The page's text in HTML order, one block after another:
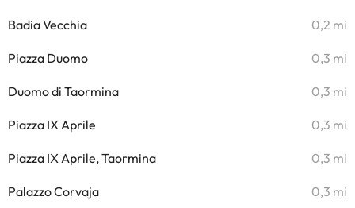
Badia Vecchia 0,2 mi
Piazza Duomo 0,3 mi
Duomo di Taormina 0,3 mi
Piazza IX Aprile 0,3 mi
Piazza IX Aprile, Taormina 0,3 mi
Palazzo Corvaja 0,3 mi